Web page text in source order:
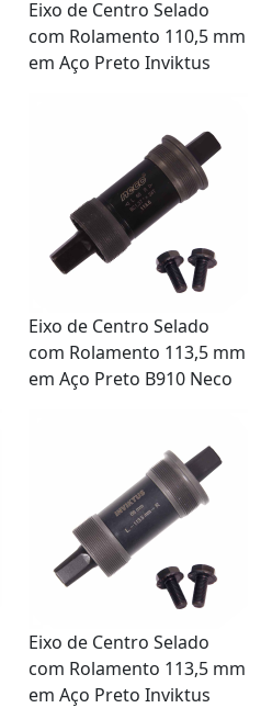
Eixo de Centro Selado
com Rolamento 110,5 mm
em Aço Preto Inviktus
Eixo de Centro Selado
com Rolamento 113,5 mm
em Aço Preto B910 Neco
Eixo de Centro Selado
com Rolamento 113,5 mm
em Aço Preto Inviktus